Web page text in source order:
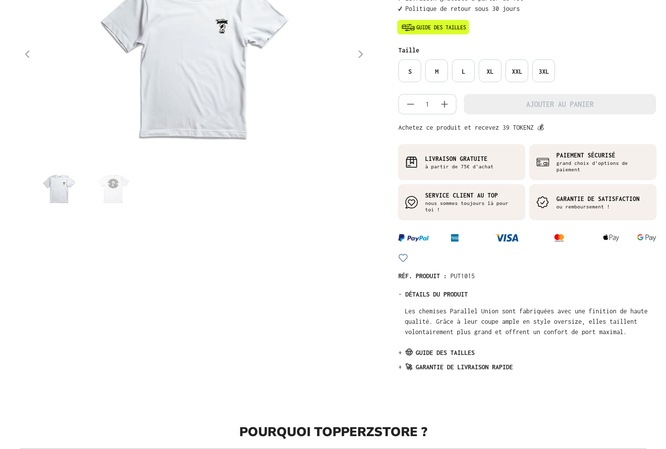
✔️ Politique de retour sous 30 jours
Sélectionnez
Taille
S M L XL XXL 3XL
Quantité de produit : Entrez la quantité
AJOUTER AU PANIER
Achetez ce produit et recevez 39 TOKENZ 💰
LIVRAISON GRATUITE
à partir de 75€ d'achat
PAIEMENT SÉCURISÉ
grand choix d'options de
paiement
SERVICE CLIENT AU TOP
nous sommes toujours là pour
toi !
GARANTIE DE SATISFACTION
ou remboursement !
RÉF. PRODUIT : PUT1015
- DÉTAILS DU PRODUIT
Les chemises Parallel Union sont fabriquées avec une finition de haute
qualité. Grâce à leur coupe ample en style oversize, elles taillent
volontairement plus grand et offrent un confort de port maximal.
+ 🤠 GUIDE DES TAILLES
+ 🚀 GARANTIE DE LIVRAISON RAPIDE
POURQUOI TOPPERZSTORE ?